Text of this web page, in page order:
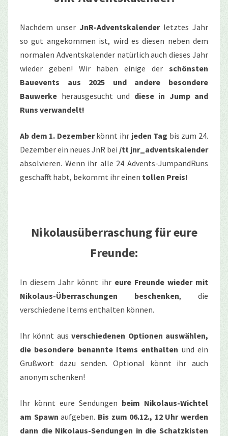
Nachdem unser JnR-Adventskalenderletztes Jahr
so gut angekommen ist, wird es diesen neben dem
normalen Adventskalender natürlich auch dieses Jahr
wieder geben! Wir haben einige der schönsten
Bauevents aus 2025 und andere besondere
Bauwerke herausgesucht und diese in Jump and
Runs verwandelt!
Ab dem 1. Dezemberkönnt ihr jeden Tag bis zum 24.
Dezember ein neues JnR bei /tt jnr_adventskalender
absolvieren. Wenn ihr alle 24 Advents-JumpandRuns
geschafft habt, bekommt ihr einen tollen Preis!
Nikolausüberraschung für eure
Freunde:
In diesem Jahr könnt ihr eure Freunde wieder mit
Nikolaus-Überraschungen beschenken, die
verschiedene Items enthalten können.
Ihr könnt aus verschiedenen Optionen auswählen,
die besondere benannte Items enthalten und ein
Grußwort dazu senden. Optional könnt ihr auch
anonym schenken!
Ihr könnt eure Sendungen beim Nikolaus-Wichtel
am Spawn aufgeben. Bis zum 06.12., 12 Uhr werden
dann die Nikolaus-Sendungen in die Schatzkisten